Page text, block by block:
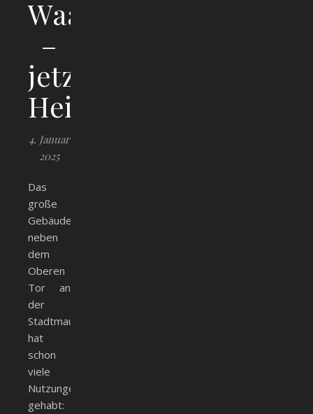
Waaghaus
–
jetzt
Heimatmuseum
4. Januar
2025
Das
große
Gebäude
neben
dem
Oberen
Tor an
der
Stadtmauer
hat
schon
viele
Nutzungen
gehabt: